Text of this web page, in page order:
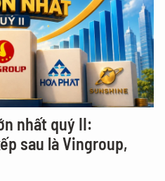
nhất quý II:
sau là Vingroup,